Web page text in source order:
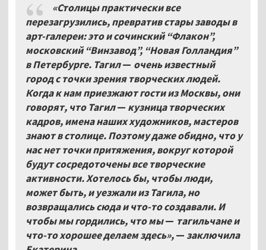
«Столицы практически все
перезагрузились, превратив стары заводы в
арт-галереи: это и сочинский “Флакон”,
московский “Винзавод”, “Новая Голландия”
в Петербурге. Тагил— очень известный
город с точки зрения творческих людей.
Когда к нам приезжают гости из Москвы, они
говорят, что Тагил— кузница творческих
кадров, имена наших художников, мастеров
знают в столице. Поэтому даже обидно, что у
нас нет точки притяжения, вокруг которой
будут сосредоточены все творческие
активности. Хотелось бы, чтобы люди,
может быть, и уезжали из Тагила, но
возвращались сюда и что-то создавали. И
чтобы мы гордились, что мы— тагильчане и
что-то хорошее делаем здесь»,— заключила